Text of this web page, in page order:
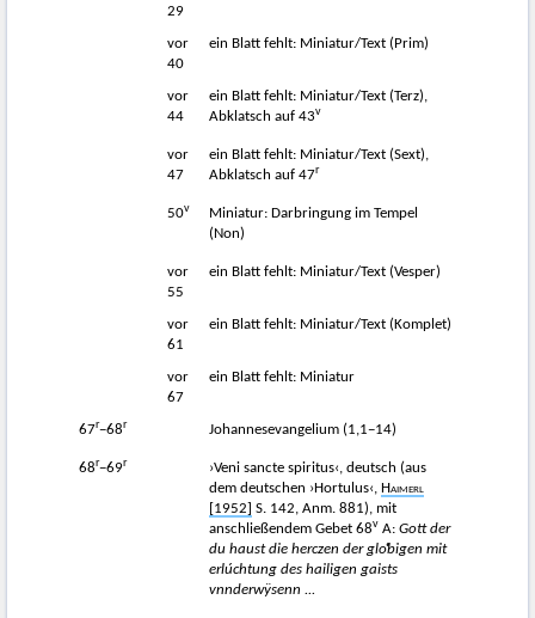
29
vor
40
ein Blatt fehlt: Miniatur/Text (Prim)
vor
44
ein Blatt fehlt: Miniatur/Text (Terz),
Abklatsch auf 43v
vor
47
ein Blatt fehlt: Miniatur/Text (Sext),
Abklatsch auf 47r
50v
Miniatur: Darbringung im Tempel
(Non)
vor
55
ein Blatt fehlt: Miniatur/Text (Vesper)
vor
61
ein Blatt fehlt: Miniatur/Text (Komplet)
vor
67
ein Blatt fehlt: Miniatur
67r−68r Johannesevangelium (1,1−14)
68r−69r
›Veni sancte spiritus‹, deutsch (aus
dem deutschen ›Hortulus‹, Haimerl
[1952]
S. 142, Anm. 881), mit
anschließendem Gebet 68v A: Gott der
du haust die herczen der gloͤbigen mit
erlúchtung des hailigen gaists
vnnderwÿsenn ...